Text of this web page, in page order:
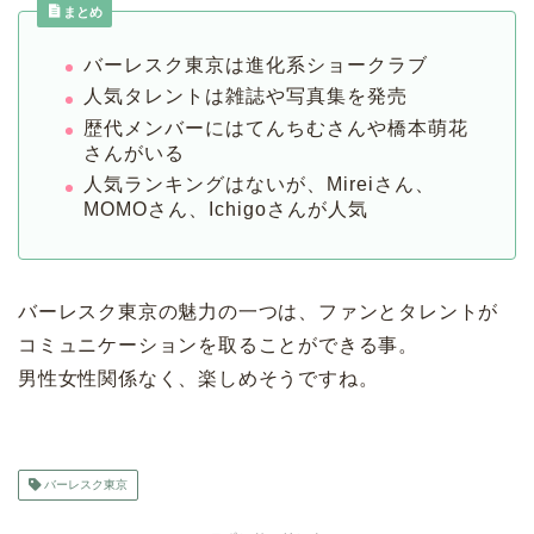
まとめ
バーレスク東京は進化系ショークラブ
人気タレントは雑誌や写真集を発売
歴代メンバーにはてんちむさんや橋本萌花
さんがいる
人気ランキングはないが、Mireiさん、
MOMOさん、Ichigoさんが人気
バーレスク東京の魅力の一つは、ファンとタレントが
コミュニケーションを取ることができる事。
男性女性関係なく、楽しめそうですね。
バーレスク東京